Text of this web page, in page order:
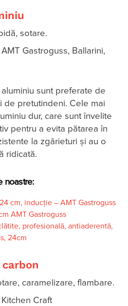
sotare.
AMT Gastroguss, Ballarini,
sunt preferate de
de pretutindeni. Cele mai
dur, care sunt învelite
pentru a evita pătarea în
la zgârieturi și au o
ridicată.
noastre:
cm, inducție – AMT Gastroguss
AMT Gastroguss
profesională, antiaderentă,
24cm
caramelizare, flambare.
Kitchen Craft